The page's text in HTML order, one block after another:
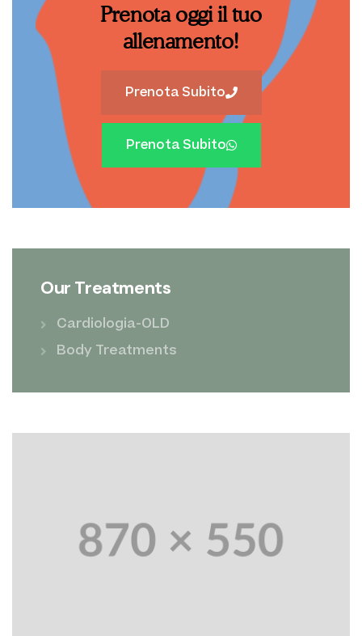
Prenota oggi il tuo
allenamento!
Prenota Subito
Prenota Subito
Our Treatments
Cardiologia-OLD
Body Treatments